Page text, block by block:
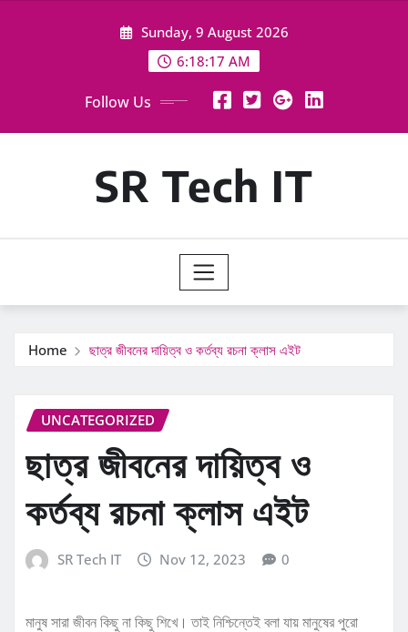
Sunday, 9 August 2026
6:18:18 AM
Follow Us
SR Tech IT
Home ছাত্র জীবনের দায়িত্ব ও কর্তব্য রচনা ক্লাস এইট
UNCATEGORIZED
ছাত্র জীবনের দায়িত্ব ও
কর্তব্য রচনা ক্লাস এইট
SR Tech IT Nov 12, 2023 0
মানুষ সারা জীবন কিছু না কিছু শিখে। তাই নিশ্চিন্তেই বলা যায় মানুষের পুরো